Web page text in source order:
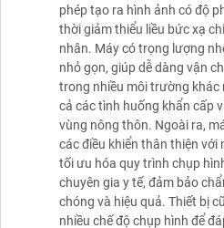
phép tạo ra hình ảnh có độ
thời giảm thiểu liều bức xạ
nhân. Máy có trọng lượng
nhỏ gọn, giúp dễ dàng vận
trong nhiều môi trường khác
cả các tình huống khẩn cấp
vùng nông thôn. Ngoài ra,
các điều khiển thân thiện với
tối ưu hóa quy trình chụp
chuyên gia y tế, đảm bảo
chóng và hiệu quả. Thiết bị
nhiều chế độ chụp hình để